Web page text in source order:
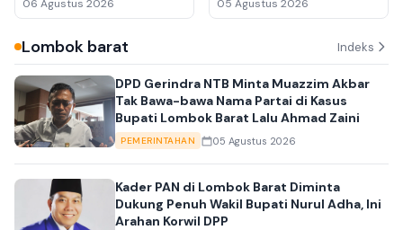
06 Agustus 2026
Ahmad Zaini
05 Agustus 2026
Lombok barat Indeks
DPD Gerindra NTB Minta Muazzim Akbar
Tak Bawa-bawa Nama Partai di Kasus
Bupati Lombok Barat Lalu Ahmad Zaini
PEMERINTAHAN 05 Agustus 2026
Kader PAN di Lombok Barat Diminta
Dukung Penuh Wakil Bupati Nurul Adha, Ini
Arahan Korwil DPP